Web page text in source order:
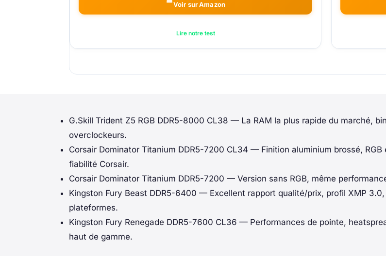
Voir sur Amazon
Lire notre test
G.Skill Trident Z5 RGB DDR5-8000 CL38 — La RAM la plus rapide du marché,
overclockeurs.
Corsair Dominator Titanium DDR5-7200 CL34 — Finition aluminium brossé, RGB
fiabilité Corsair.
Corsair Dominator Titanium DDR5-7200 — Version sans RGB, même
Kingston Fury Beast DDR5-6400 — Excellent rapport qualité/prix, profil XMP
plateformes.
Kingston Fury Renegade DDR5-7600 CL36 — Performances de pointe,
haut de gamme.